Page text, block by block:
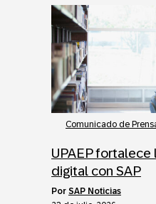
Comunicado de
UPAEP
digital con SAP
por SAP Noticias